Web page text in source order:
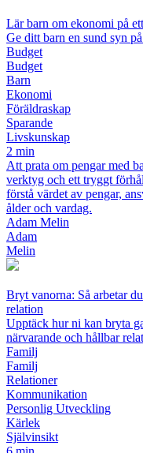
Lär barn om ekonomi på
Ge ditt barn en sund syn
Budget
Budget
Barn
Ekonomi
Föräldraskap
Sparande
Livskunskap
2 min
Att prata om pengar med
verktyg och ett tryggt
förstå värdet av pengar,
ålder och vardag.
Adam Melin
Adam
Melin
Bryt vanorna: Så arbetar
relation
Upptäck hur ni kan bryta
närvarande och hållbar
Familj
Familj
Relationer
Kommunikation
Personlig Utveckling
Kärlek
Självinsikt